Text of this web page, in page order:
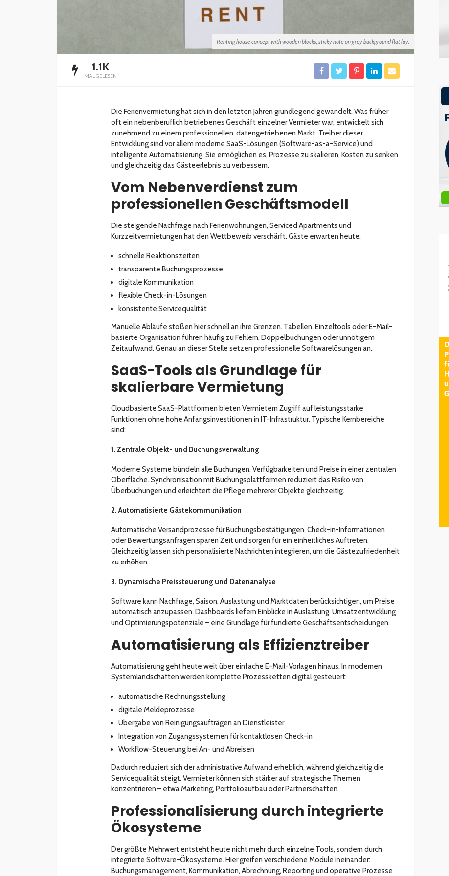
Renting house concept with wooden blocks, sticky note on grey background flat lay.
1.1K
MAL GELESEN
Die Ferienvermietung hat sich in den letzten Jahren grundlegend gewandelt. Was früher
oft ein nebenberuflich betriebenes Geschäft einzelner Vermieter war, entwickelt sich
zunehmend zu einem professionellen, datengetriebenen Markt. Treiber dieser
Entwicklung sind vor allem moderne SaaS-Lösungen (Software-as-a-Service) und
intelligente Automatisierung. Sie ermöglichen es, Prozesse zu skalieren, Kosten zu senken
und gleichzeitig das Gästeerlebnis zu verbessern.
Vom Nebenverdienst zum
professionellen Geschäftsmodell
Die steigende Nachfrage nach Ferienwohnungen, Serviced Apartments und
Kurzzeitvermietungen hat den Wettbewerb verschärft. Gäste erwarten heute:
schnelle Reaktionszeiten
transparente Buchungsprozesse
digitale Kommunikation
flexible Check-in-Lösungen
konsistente Servicequalität
Manuelle Abläufe stoßen hier schnell an ihre Grenzen. Tabellen, Einzeltools oder E-Mail-
basierte Organisation führen häufig zu Fehlern, Doppelbuchungen oder unnötigem
Zeitaufwand. Genau an dieser Stelle setzen professionelle Softwarelösungen an.
SaaS-Tools als Grundlage für
skalierbare Vermietung
Cloudbasierte SaaS-Plattformen bieten Vermietern Zugriff auf leistungsstarke
Funktionen ohne hohe Anfangsinvestitionen in IT-Infrastruktur. Typische Kernbereiche
sind:
1. Zentrale Objekt- und Buchungsverwaltung
Moderne Systeme bündeln alle Buchungen, Verfügbarkeiten und Preise in einer zentralen
Oberfläche. Synchronisation mit Buchungsplattformen reduziert das Risiko von
Überbuchungen und erleichtert die Pflege mehrerer Objekte gleichzeitig.
2. Automatisierte Gästekommunikation
Automatische Versandprozesse für Buchungsbestätigungen, Check-in-Informationen
oder Bewertungsanfragen sparen Zeit und sorgen für ein einheitliches Auftreten.
Gleichzeitig lassen sich personalisierte Nachrichten integrieren, um die Gästezufriedenheit
zu erhöhen.
3. Dynamische Preissteuerung und Datenanalyse
Software kann Nachfrage, Saison, Auslastung und Marktdaten berücksichtigen, um Preise
automatisch anzupassen. Dashboards liefern Einblicke in Auslastung, Umsatzentwicklung
und Optimierungspotenziale – eine Grundlage für fundierte Geschäftsentscheidungen.
Automatisierung als Effizienztreiber
Automatisierung geht heute weit über einfache E-Mail-Vorlagen hinaus. In modernen
Systemlandschaften werden komplette Prozessketten digital gesteuert:
automatische Rechnungsstellung
digitale Meldeprozesse
Übergabe von Reinigungsaufträgen an Dienstleister
Integration von Zugangssystemen für kontaktlosen Check-in
Workflow-Steuerung bei An- und Abreisen
Dadurch reduziert sich der administrative Aufwand erheblich, während gleichzeitig die
Servicequalität steigt. Vermieter können sich stärker auf strategische Themen
konzentrieren – etwa Marketing, Portfolioaufbau oder Partnerschaften.
Professionalisierung durch integrierte
Ökosysteme
Der größte Mehrwert entsteht heute nicht mehr durch einzelne Tools, sondern durch
integrierte Software-Ökosysteme. Hier greifen verschiedene Module ineinander:
Buchungsmanagement, Kommunikation, Abrechnung, Reporting und operative Prozesse